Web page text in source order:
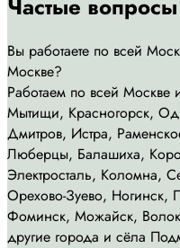
Частые вопросы
Вы работаете по всей
Москве?
Работаем по всей
Мытищи, Красногорск,
Дмитров, Истра,
Люберцы, Балашиха,
Электросталь, Коломна,
Орехово-Зуево, Ногинск,
Фоминск, Можайск,
другие города и сёла